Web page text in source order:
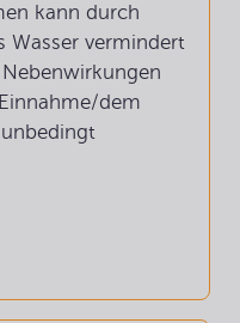
kann durch
Wasser vermindert
dem